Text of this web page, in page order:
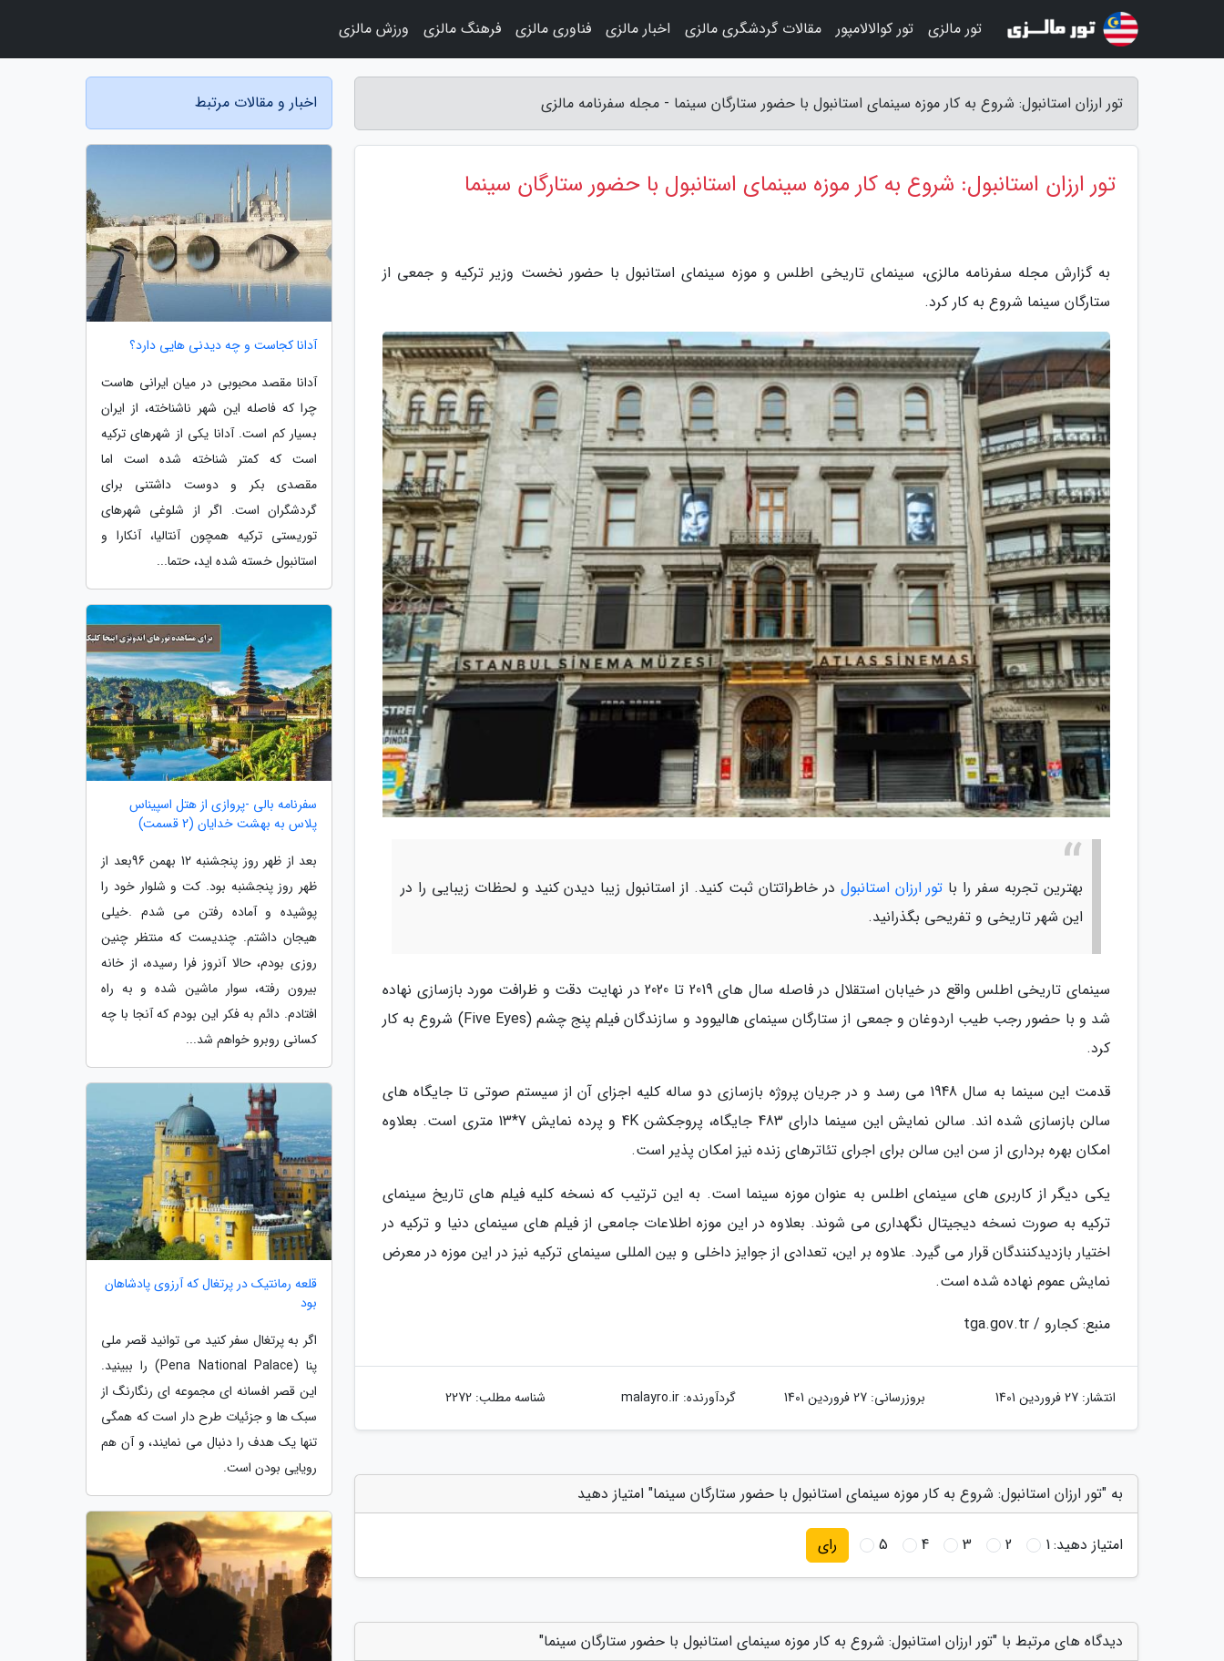
تور ارزان استانبول: شروع به کار موزه سینمای استانبول با حضور ستارگان سینما - مجله سفرنامه مالزی
تور ارزان استانبول: شروع به کار موزه سینمای استانبول با حضور ستارگان سینما
به گزارش مجله سفرنامه مالزی، سینمای تاریخی اطلس و موزه سینمای استانبول با حضور نخست وزیر ترکیه و جمعی از
ستارگان سینما شروع به کار کرد.
بهترین تجربه سفر را با تور ارزان استانبول در خاطراتتان ثبت کنید. از استانبول زیبا دیدن کنید و لحظات زیبایی را در
این شهر تاریخی و تفریحی بگذرانید.
سینمای تاریخی اطلس واقع در خیابان استقلال در فاصله سال های 2019 تا 2020 در نهایت دقت و ظرافت مورد بازسازی نهاده
شد و با حضور رجب طیب اردوغان و جمعی از ستارگان سینمای هالیوود و سازندگان فیلم پنج چشم (Five Eyes) شروع به کار
کرد.
قدمت این سینما به سال 1948 می رسد و در جریان پروژه بازسازی دو ساله کلیه اجزای آن از سیستم صوتی تا جایگاه های
سالن بازسازی شده اند. سالن نمایش این سینما دارای 483 جایگاه، پروجکشن 4K و پرده نمایش 7*13 متری است. بعلاوه
امکان بهره برداری از سن این سالن برای اجرای تئاترهای زنده نیز امکان پذیر است.
یکی دیگر از کاربری های سینمای اطلس به عنوان موزه سینما است. به این ترتیب که نسخه کلیه فیلم های تاریخ سینمای
ترکیه به صورت نسخه دیجیتال نگهداری می شوند. بعلاوه در این موزه اطلاعات جامعی از فیلم های سینمای دنیا و ترکیه در
اختیار بازدیدکنندگان قرار می گیرد. علاوه بر این، تعدادی از جوایز داخلی و بین المللی سینمای ترکیه نیز در این موزه در معرض
نمایش عموم نهاده شده است.
منبع: کجارو / tga.gov.tr
انتشار: 27 فروردین 1401 بروزرسانی: 27 فروردین 1401 گردآورنده:malayro.ir شناسه مطلب: 2272
به "تور ارزان استانبول: شروع به کار موزه سینمای استانبول با حضور ستارگان سینما" امتیاز دهید
امتیاز دهید:1
2
3
4
5 رای
دیدگاه های مرتبط با "تور ارزان استانبول: شروع به کار موزه سینمای استانبول با حضور ستارگان سینما"
اخبار و مقالات مرتبط
آدانا کجاست و چه دیدنی هایی دارد؟
آدانا مقصد محبوبی در میان ایرانی هاست
چرا که فاصله این شهر ناشناخته، از ایران
بسیار کم است. آدانا یکی از شهرهای ترکیه
است که کمتر شناخته شده است اما
مقصدی بکر و دوست داشتنی برای
گردشگران است. اگر از شلوغی شهرهای
توریستی ترکیه همچون آنتالیا، آنکارا و
استانبول خسته شده اید، حتما...
سفرنامه بالی -پروازی از هتل اسپیناس
پلاس به بهشت خدایان (2 قسمت)
بعد از ظهر روز پنجشنبه 12 بهمن 96بعد از
ظهر روز پنجشنبه بود. کت و شلوار خود را
پوشیده و آماده رفتن می شدم .خیلی
هیجان داشتم. چندیست که منتظر چنین
روزی بودم، حالا آنروز فرا رسیده، از خانه
بیرون رفته، سوار ماشین شده و به راه
افتادم. دائم به فکر این بودم که آنجا با چه
کسانی روبرو خواهم شد...
قلعه رمانتیک در پرتغال که آرزوی پادشاهان
بود
اگر به پرتغال سفر کنید می توانید قصر ملی
پنا (Pena National Palace) را ببینید.
این قصر افسانه ای مجموعه ای رنگارنگ از
سبک ها و جزئیات طرح دار است که همگی
تنها یک هدف را دنبال می نمایند، و آن هم
رویایی بودن است.
تور مالزی تور کوالالامپور مقالات گردشگری مالزی اخبار مالزی فناوری مالزی فرهنگ مالزی ورزش مالزی